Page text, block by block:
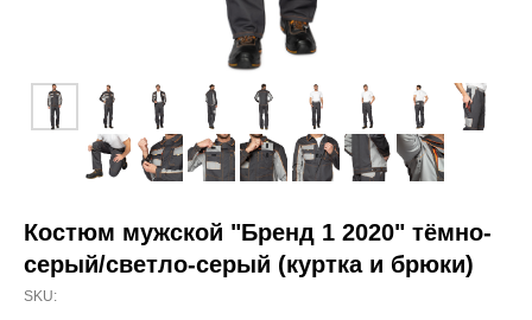
Костюм мужской "Бренд 1 2020" тёмно-
серый/светло-серый (куртка и брюки)
SKU: